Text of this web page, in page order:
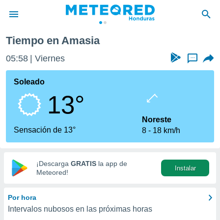
de
ha sido
calidad.
a este
las
y
digital
basada
Tiempo en Amasia
05:58 Viernes ...
Soleado
13°
Sensación de 13°
Noreste
8
18 km/h
¡Descarga GRATIS la app de
Meteored!
Instalar
Por hora
Intervalos nubosos en las próximas horas